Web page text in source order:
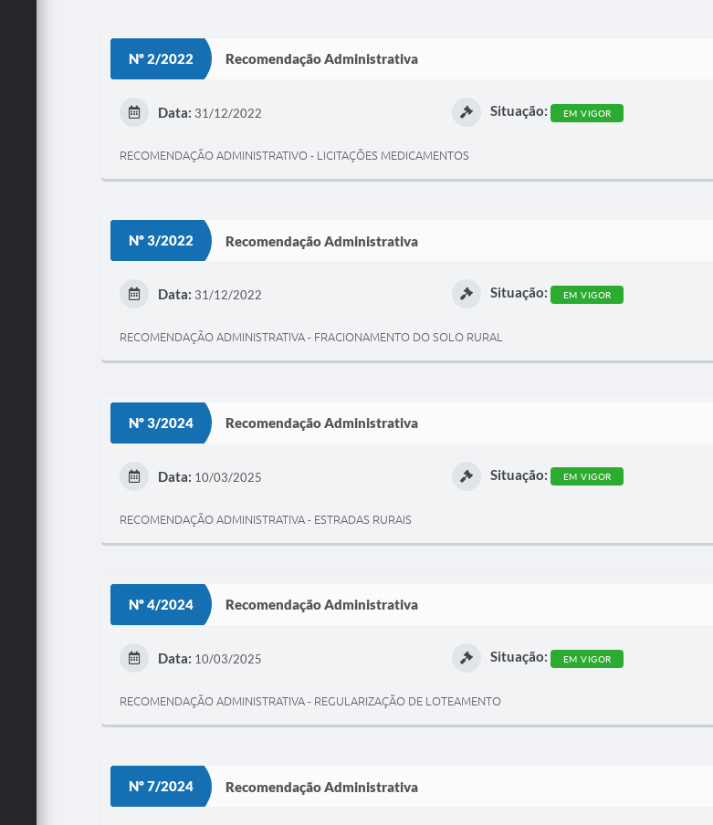
Nº 2/2022 Recomendação Administrativa
Data: 31/12/2022 Situação: EM VIGOR
RECOMENDAÇÃO ADMINISTRATIVO - LICITAÇÕES MEDICAMENTOS
Nº 3/2022 Recomendação Administrativa
Data: 31/12/2022 Situação: EM VIGOR
RECOMENDAÇÃO ADMINISTRATIVA - FRACIONAMENTO DO SOLO RURAL
Nº 3/2024 Recomendação Administrativa
Data: 10/03/2025 Situação: EM VIGOR
RECOMENDAÇÃO ADMINISTRATIVA - ESTRADAS RURAIS
Nº 4/2024 Recomendação Administrativa
Data: 10/03/2025 Situação: EM VIGOR
RECOMENDAÇÃO ADMINISTRATIVA - REGULARIZAÇÃO DE LOTEAMENTO
Nº 7/2024 Recomendação Administrativa